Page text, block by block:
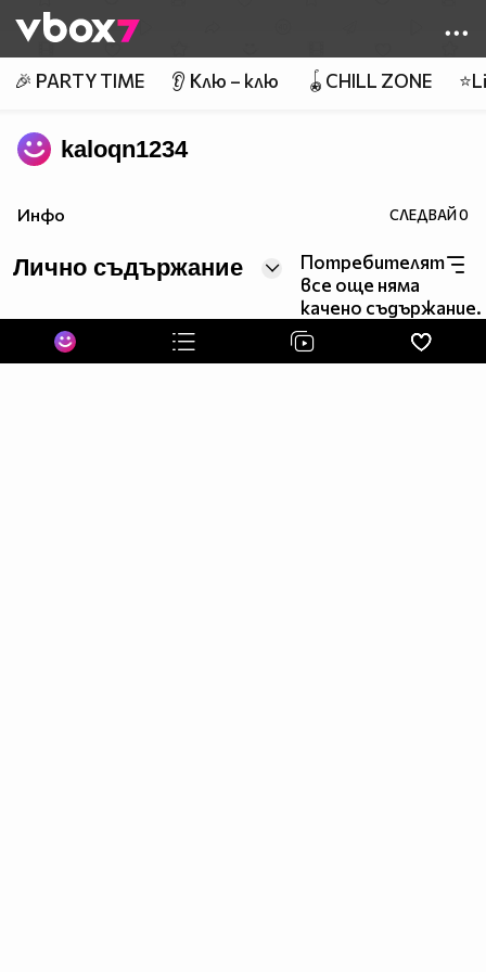
👾
🎉 PARTY TIME 👂 Клю – клю 🪀CHILL ZONE
kaloqn1234
Инфо СЛЕДВАЙ0
Лично съдържание
Потребителят
все още няма
качено съдържание.